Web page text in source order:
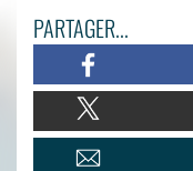
PARTAGER...